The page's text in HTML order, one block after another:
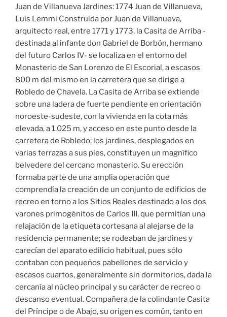
Juan de Villanueva Jardines: 1774 Juan de Villanueva,
Luis Lemmi Construida por Juan de Villanueva,
arquitecto real, entre 1771 y 1773, la Casita de Arriba -
destinada al infante don Gabriel de Borbón, hermano
del futuro Carlos IV- se localiza en el entorno del
Monasterio de San Lorenzo de El Escorial, a escasos
800 m del mismo en la carretera que se dirige a
Robledo de Chavela. La Casita de Arriba se extiende
sobre una ladera de fuerte pendiente en orientación
noroeste-sudeste, con la vivienda en la cota más
elevada, a 1.025 m, y acceso en este punto desde la
carretera de Robledo; los jardines, desplegados en
varias terrazas a sus pies, constituyen un magnífico
belvedere del cercano monasterio. Su erección
formaba parte de una amplia operación que
comprendía la creación de un conjunto de edificios de
recreo en torno a los Sitios Reales destinado a los dos
varones primogénitos de Carlos III, que permitían una
relajación de la etiqueta cortesana al alejarse de la
residencia permanente; se rodeaban de jardines y
carecían del aparato edilicio habitual, pues sólo
contaban con pequeños pabellones de servicio y
escasos cuartos, generalmente sin dormitorios, dada la
cercanía al núcleo principal y su carácter de recreo o
descanso eventual. Compañera de la colindante Casita
del Príncipe o de Abajo, su origen es común, tanto en